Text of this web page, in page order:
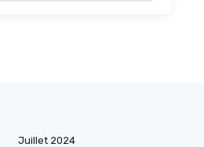
Juillet 2024